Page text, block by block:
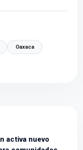
Oaxaca
activa nuevo